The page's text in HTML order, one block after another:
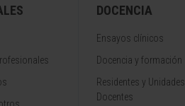
DOCENCIA
Ensayos clínicos
Docencia y formación
Residentes y Unidades
Docentes